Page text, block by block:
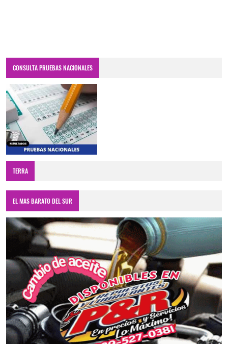
CONSULTA PRUEBAS NACIONALES
TERRA
EL MAS BARATO DEL SUR